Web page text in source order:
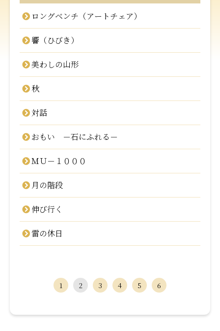
ロングベンチ（アートチェア）
響（ひびき）
美わしの山形
秋
対話
おもい －石にふれる－
ＭＵ－１０００
月の階段
伸び行く
雷の休日
1 2 3 4 5 6